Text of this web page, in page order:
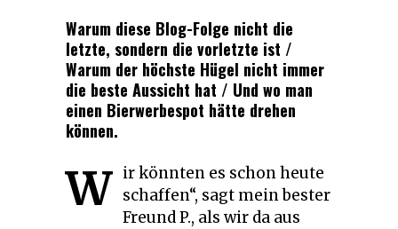
Warum diese Blog-Folge nicht die
letzte, sondern die vorletzte ist /
Warum der höchste Hügel nicht immer
die beste Aussicht hat / Und wo man
einen Bierwerbespot hätte drehen
können.
W ir könnten es schon heute
schaffen“, sagt mein bester
Freund P., als wir da aus